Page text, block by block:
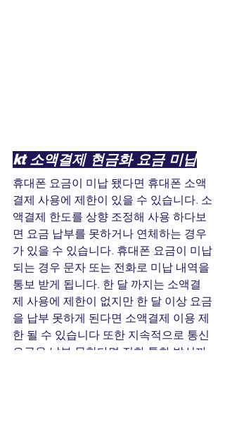
kt 소액결제 현금화 요금 미납
휴대폰 요금이 미납 됐다면 휴대폰 소액
결제 사용에 제한이 있을 수 있습니다. 소
액결제 한도를 상향 조정해 사용 하다보
면 요금 납부를 못하거나 연체하는 경우
가 있을 수 있습니다. 휴대폰 요금이 미납
되는 경우 문자 또는 전화로 미납 내역을
통보 받게 됩니다. 한 달 까지는 소액결
제 사용에 제한이 없지만 한 달 이상 요금
을 납부 못하게 된다면 소액결제 이용 제
한 될 수 있습니다 또한 지속적으로 통신
요금을 납부 못한다면 전화 통화 발신까